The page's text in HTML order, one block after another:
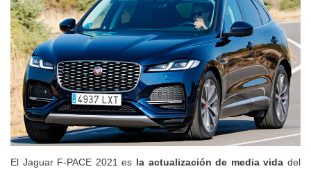
El Jaguar F-PACE 2021 es la actualización de media vida del